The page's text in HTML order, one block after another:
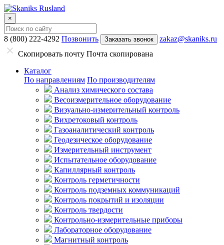
×
8 (800) 222-4292 Позвонить Заказать звонок
zakaz@skaniks.ru
Скопировать почту Почта скопирована
Каталог
По направлениям По производителям
Анализ химического состава
Весоизмерительное оборудование
Визуально-измерительный контроль
Вихретоковый контроль
Газоаналитический контроль
Геодезическое оборудование
Измерительный инструмент
Испытательное оборудование
Капиллярный контроль
Контроль герметичности
Контроль подземных коммуникаций
Контроль покрытий и изоляции
Контроль твердости
Контрольно-измерительные приборы
Лабораторное оборудование
Магнитный контроль